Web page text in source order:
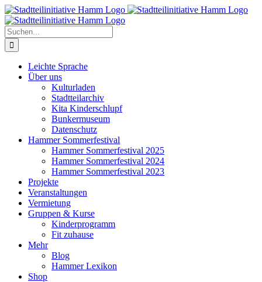
Zum
Inhalt
springen
Suche
nach:
Leichte Sprache
Über uns
Kulturladen
Stadtteilarchiv
Kita Kinderschlupf
Bunkermuseum
Datenschutz
Hammer Sommerfestival
Hammer Sommerfestival 2025
Hammer Sommerfestival 2024
Hammer Sommerfestival 2023
Projekte
Veranstaltungen
Vermietung
Gruppen & Kurse
Kinderprogramm
Fit zuhause
Mehr
Blog
Hammer Lexikon
Shop